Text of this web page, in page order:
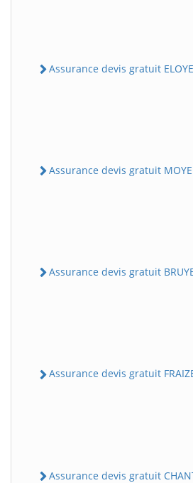
Assurance devis gratuit
Assurance devis gratuit
Assurance devis gratuit
Assurance devis gratuit
Assurance devis gratuit